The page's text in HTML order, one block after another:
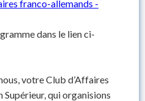
franco-allemands -
dans le lien ci-
votre Club d’Affaires
qui organisions